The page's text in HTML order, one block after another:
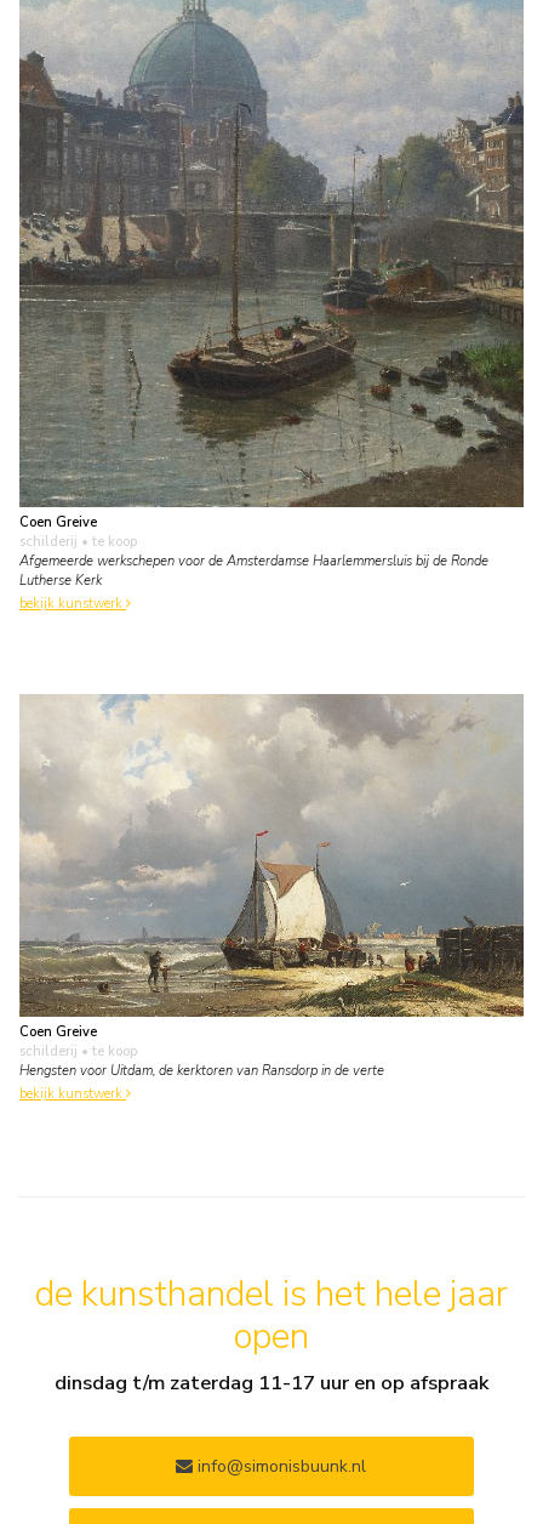
Coen Greive
schilderij • te koop
Afgemeerde werkschepen voor de Amsterdamse Haarlemmersluis bij de Ronde
Lutherse Kerk
bekijk kunstwerk
Coen Greive
schilderij • te koop
Hengsten voor Uitdam, de kerktoren van Ransdorp in de verte
bekijk kunstwerk
de kunsthandel is het hele jaar
open
dinsdag t/m zaterdag 11-17 uur en op afspraak
info@simonisbuunk.nl